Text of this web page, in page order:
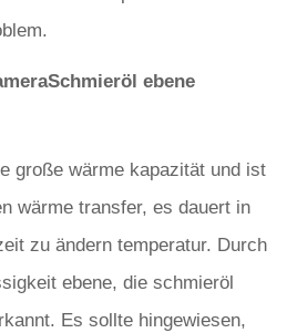
Schmieröl ebene
große wärme kapazität und ist
wärme transfer, es dauert in
zu ändern temperatur. Durch
ebene, die schmieröl
Es sollte hingewiesen,